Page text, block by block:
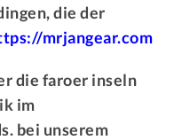
die der
mrjangear.com
die faroer inseln
im
bei unserem